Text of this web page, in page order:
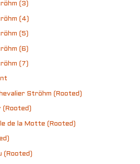
(3)
(4)
(5)
(6)
(7)
Ströhm (Rooted)
(Rooted)
de la Motte (Rooted)
(Rooted)